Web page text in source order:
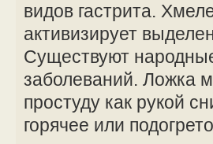
видов гастрита.
активизирует
Существуют
заболеваний. Ложка
простуду как рукой
горячее или